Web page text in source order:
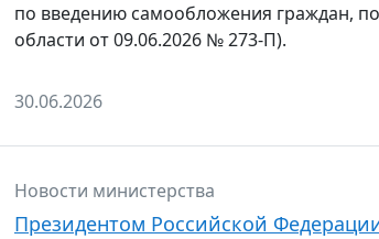
по введению самообложения граждан,
области от 09.06.2026 № 273-П).
30.06.2026
Новости министерства
Президентом Российской